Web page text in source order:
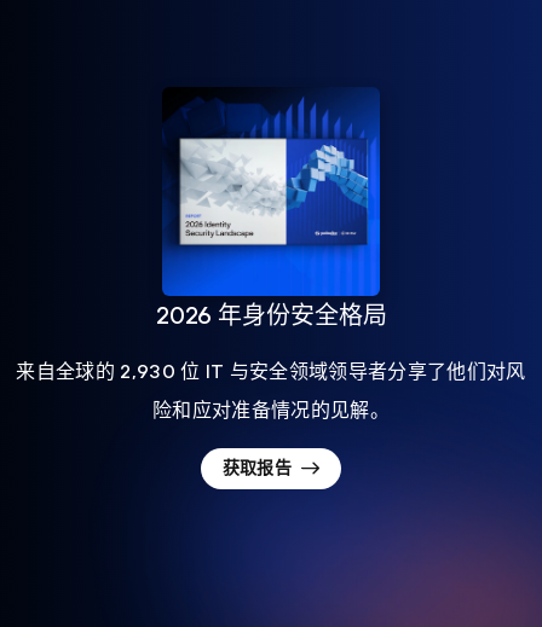
2026 年身份安全格局
来自全球的 2,930 位 IT 与安全领域领导者分享了他们对风
险和应对准备情况的见解。
获取报告